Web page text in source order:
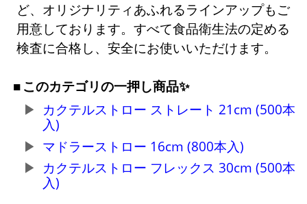
ど、オリジナリティあふれるラインアップもご
用意しております。すべて食品衛生法の定める
検査に合格し、安全にお使いいただけます。
このカテゴリの一押し商品✨
カクテルストロー ストレート 21cm (500本
入)
マドラーストロー 16cm (800本入)
カクテルストロー フレックス 30cm (500本
入)